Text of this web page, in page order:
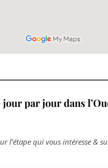
par jour dans
l’étape qui vous intéresse&